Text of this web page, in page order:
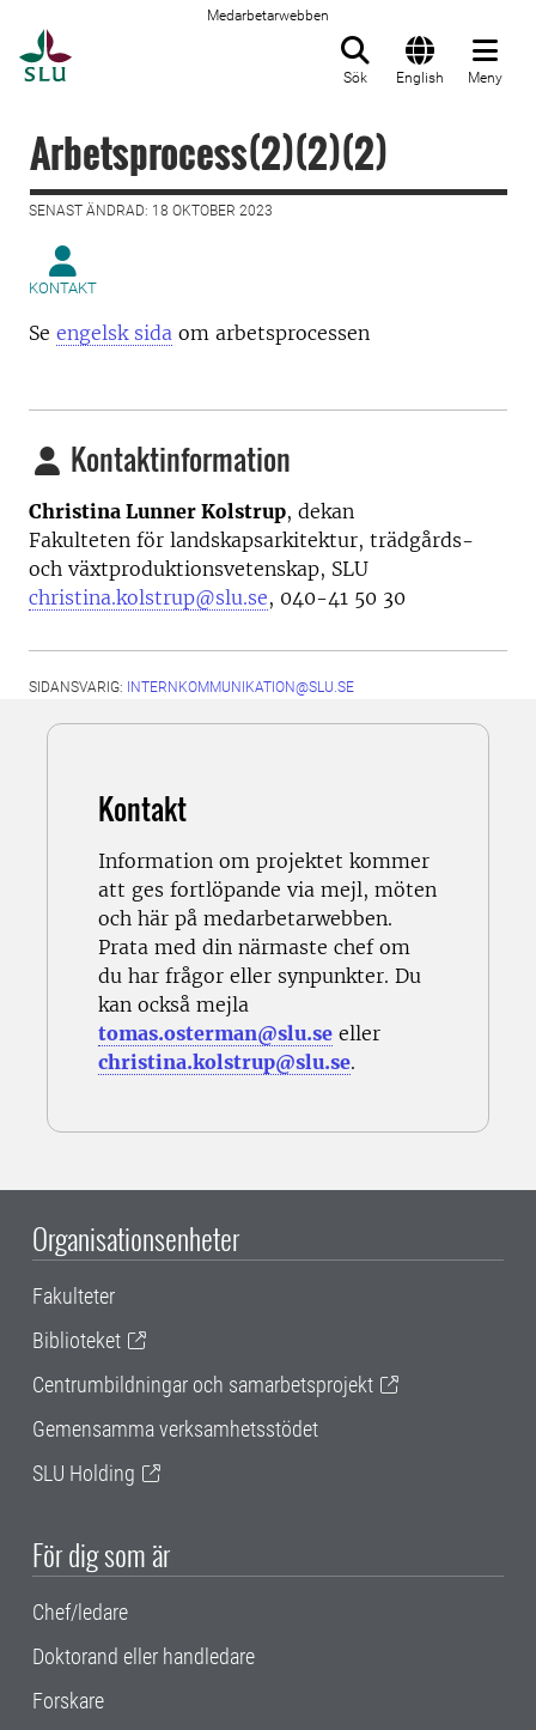
Medarbetarwebben
Sök English Meny
Arbetsprocess(2)(2)(2)
SENAST ÄNDRAD: 18 OKTOBER 2023
KONTAKT
Se engelsk sida om arbetsprocessen
Kontaktinformation
Christina Lunner Kolstrup, dekan
Fakulteten för landskapsarkitektur, trädgårds-
och växtproduktionsvetenskap, SLU
christina.kolstrup@slu.se, 040-41 50 30
SIDANSVARIG: INTERNKOMMUNIKATION@SLU.SE
Kontakt
Information om projektet kommer
att ges fortlöpande via mejl, möten
och här på medarbetarwebben.
Prata med din närmaste chef om
du har frågor eller synpunkter. Du
kan också mejla
tomas.osterman@slu.se eller
christina.kolstrup@slu.se.
Organisationsenheter
Fakulteter
Biblioteket
Centrumbildningar och samarbetsprojekt
Gemensamma verksamhetsstödet
SLU Holding
För dig som är
Chef/ledare
Doktorand eller handledare
Forskare